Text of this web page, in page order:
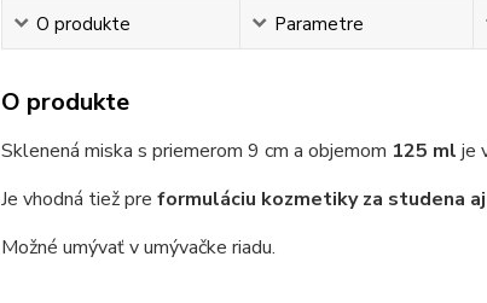
O produkte Parametre
O produkte
Sklenená miska s priemerom 9 cm a objemom 125 ml je
Je vhodná tiež pre formuláciu kozmetiky za studena
Možné umývať v umývačke riadu.